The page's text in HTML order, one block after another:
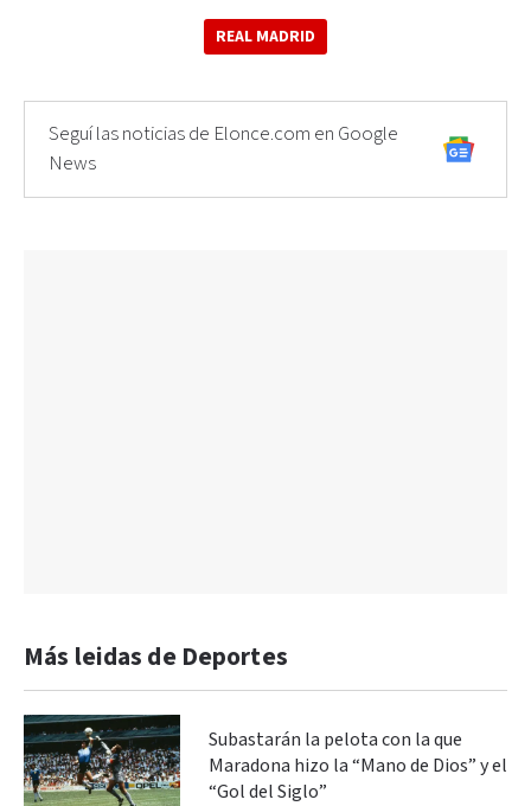
REAL MADRID
Seguí las noticias de Elonce.com en Google
News
Más leidas de Deportes
Subastarán la pelota con la que
Maradona hizo la “Mano de Dios” y el
“Gol del Siglo”